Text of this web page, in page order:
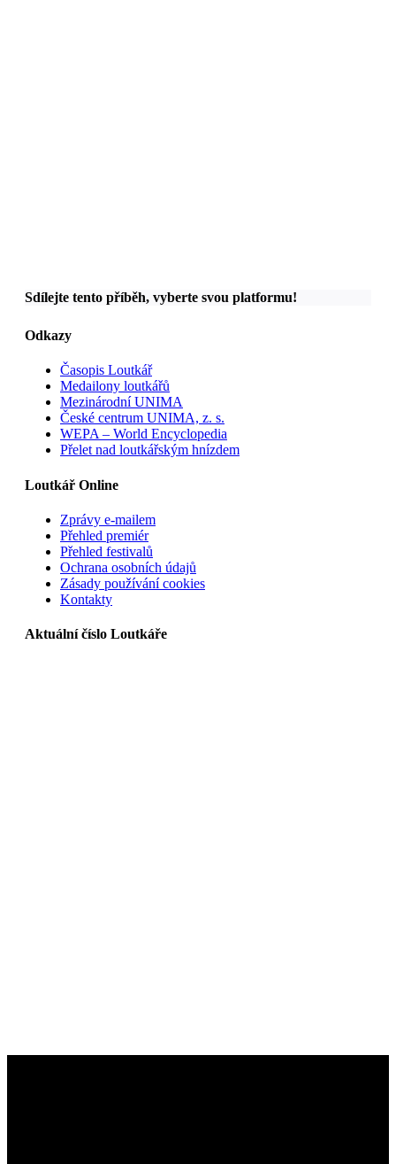
Sdílejte tento příběh, vyberte svou platformu!
Odkazy
Časopis Loutkář
Medailony loutkářů
Mezinárodní UNIMA
České centrum UNIMA, z. s.
WEPA – World Encyclopedia
Přelet nad loutkářským hnízdem
Loutkář Online
Zprávy e-mailem
Přehled premiér
Přehled festivalů
Ochrana osobních údajů
Zásady používání cookies
Kontakty
Aktuální číslo Loutkáře